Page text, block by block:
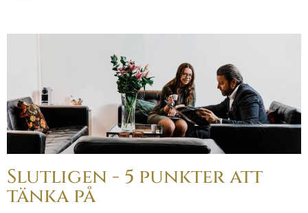
Slutligen - 5 punkter att
tänka på